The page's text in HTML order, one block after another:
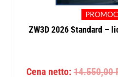
ZW3D 2026 Standard –
Cena netto:14.550,00